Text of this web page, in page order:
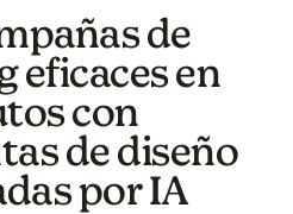
de
eficaces en
con
de diseño
por IA